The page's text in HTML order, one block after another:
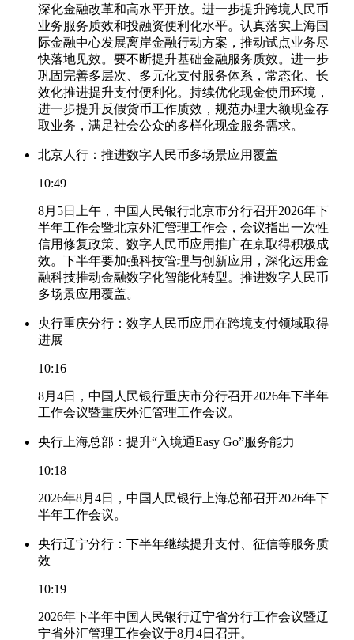
深化金融改革和高水平开放。进一步提升跨境人民币
业务服务质效和投融资便利化水平。认真落实上海国
际金融中心发展离岸金融行动方案，推动试点业务尽
快落地见效。要不断提升基础金融服务质效。进一步
巩固完善多层次、多元化支付服务体系，常态化、长
效化推进提升支付便利化。持续优化现金使用环境，
进一步提升反假货币工作质效，规范办理大额现金存
取业务，满足社会公众的多样化现金服务需求。
北京人行：推进数字人民币多场景应用覆盖
10:49
8月5日上午，中国人民银行北京市分行召开2026年下
半年工作会暨北京外汇管理工作会，会议指出一次性
信用修复政策、数字人民币应用推广在京取得积极成
效。下半年要加强科技管理与创新应用，深化运用金
融科技推动金融数字化智能化转型。推进数字人民币
多场景应用覆盖。
央行重庆分行：数字人民币应用在跨境支付领域取得
进展
10:16
8月4日，中国人民银行重庆市分行召开2026年下半年
工作会议暨重庆外汇管理工作会议。
央行上海总部：提升“入境通Easy Go”服务能力
10:18
2026年8月4日，中国人民银行上海总部召开2026年下
半年工作会议。
央行辽宁分行：下半年继续提升支付、征信等服务质
效
10:19
2026年下半年中国人民银行辽宁省分行工作会议暨辽
宁省外汇管理工作会议于8月4日召开。